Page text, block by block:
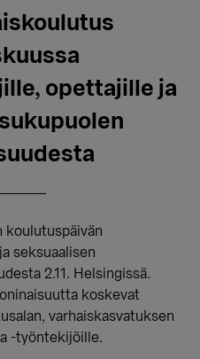
opettajille ja
koulutuspäivän
seksuaalisen
2.11. Helsingissä.
koskevat
varhaiskasvatuksen
-työntekijöille.